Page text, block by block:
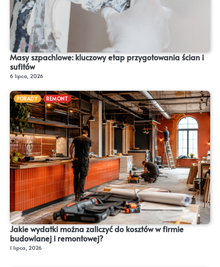
Masy szpachlowe: kluczowy etap przygotowania ścian i
sufitów
6 lipca, 2026
PORADY REMONT
Jakie wydatki można zaliczyć do kosztów w firmie
budowlanej i remontowej?
1 lipca, 2026